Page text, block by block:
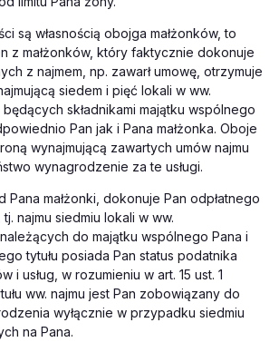
są własnością obojga małżonków, to
z małżonków, który faktycznie dokonuje
z najmem, np. zawarł umowę, otrzymuje
siedem i pięć lokali w ww.
składnikami majątku wspólnego
Pan jak i Pana małżonka. Oboje
wynajmującą zawartych umów najmu
wynagrodzenie za te usługi.
Pana małżonki, dokonuje Pan odpłatnego
najmu siedmiu lokali w ww.
do majątku wspólnego Pana i
tytułu posiada Pan status podatnika
i usług, w rozumieniu w art. 15 ust. 1
ww. najmu jest Pan zobowiązany do
wyłącznie w przypadku siedmiu
na Pana.